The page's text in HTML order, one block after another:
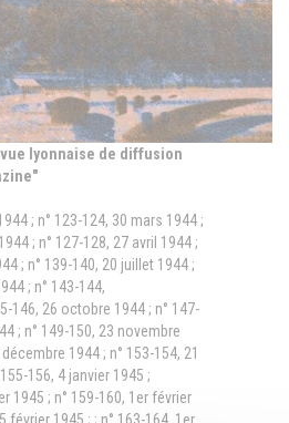
lyonnaise de diffusion
; n° 123-124, 30 mars 1944 ;
; n° 127-128, 27 avril 1944 ;
; n° 139-140, 20 juillet 1944 ;
; n° 143-144,
146, 26 octobre 1944 ; n° 147-
; n° 149-150, 23 novembre
1944 ; n° 153-154, 21
156, 4 janvier 1945 ;
1945 ; n° 159-160, 1er février